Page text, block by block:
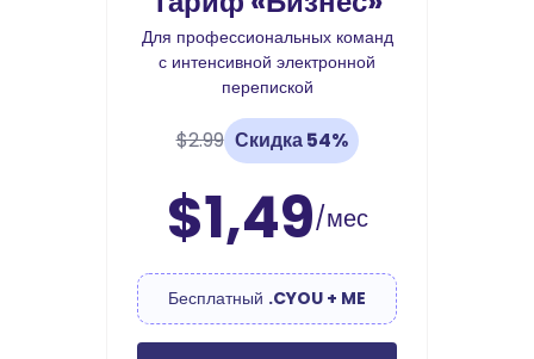
Для профессиональных команд
с интенсивной электронной
перепиской
$2.99 Скидка 54%
$1,49/мес
Бесплатный .CYOU + ME